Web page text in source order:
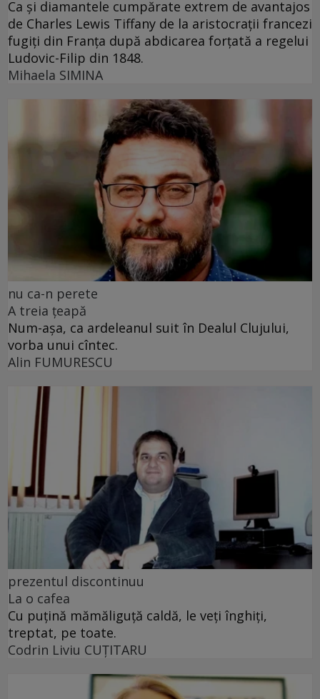
Ca și diamantele cumpărate extrem de avantajos
de Charles Lewis Tiffany de la aristocrații francezi
fugiți din Franța după abdicarea forțată a regelui
Ludovic-Filip din 1848.
Mihaela SIMINA
nu ca-n perete
A treia țeapă
Num-așa, ca ardeleanul suit în Dealul Clujului,
vorba unui cîntec.
Alin FUMURESCU
prezentul discontinuu
La o cafea
Cu puţină mămăliguţă caldă, le veţi înghiţi,
treptat, pe toate.
Codrin Liviu CUŢITARU